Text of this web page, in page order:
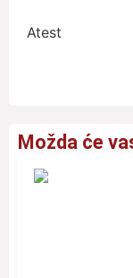
Atest
Možda će